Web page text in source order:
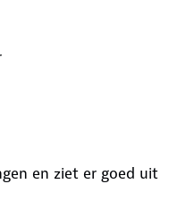
en ziet er goed uit